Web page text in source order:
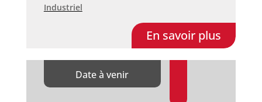
Industriel
En savoir plus
Date à venir